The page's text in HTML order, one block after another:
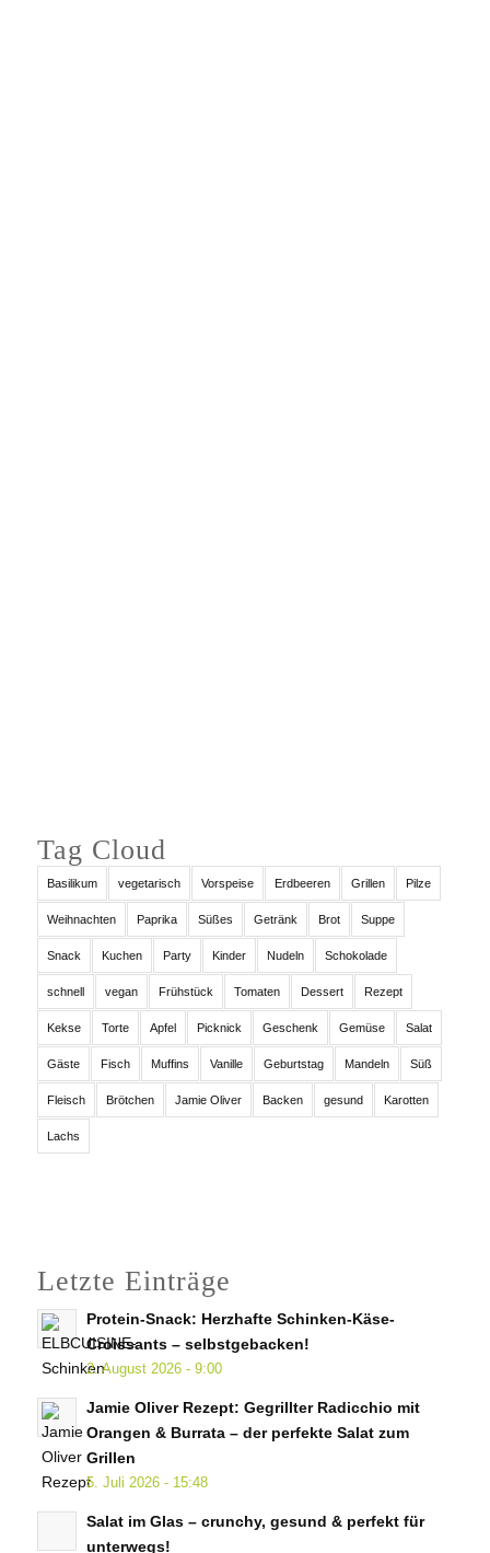
Tag Cloud
Basilikum vegetarisch Vorspeise Erdbeeren Grillen Pilze
Weihnachten Paprika Süßes Getränk Brot Suppe
Snack Kuchen Party Kinder Nudeln Schokolade
schnell vegan Frühstück Tomaten Dessert Rezept
Kekse Torte Apfel Picknick Geschenk Gemüse Salat
Gäste Fisch Muffins Vanille Geburtstag Mandeln Süß
Fleisch Brötchen Jamie Oliver Backen gesund Karotten
Lachs
Letzte Einträge
Protein-Snack: Herzhafte Schinken-Käse-
Croissants – selbstgebacken!
2. August 2026 - 9:00
Jamie Oliver Rezept: Gegrillter Radicchio mit
Orangen & Burrata – der perfekte Salat zum
Grillen
5. Juli 2026 - 15:48
Salat im Glas – crunchy, gesund & perfekt für
unterwegs!